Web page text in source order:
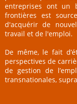
entreprises ont un
frontières est
d'acquérir de
travail et de l'emploi.
De même, le fait
perspectives de
de gestion de
transnationales,